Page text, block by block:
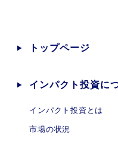
トップページ
インパクト投資に
インパクト投資とは
市場の状況